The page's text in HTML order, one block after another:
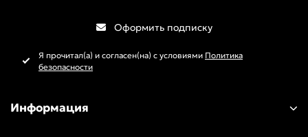
Оформить подписку
Я прочитал(а) и согласен(на) с условиями Политика
безопасности
Информация